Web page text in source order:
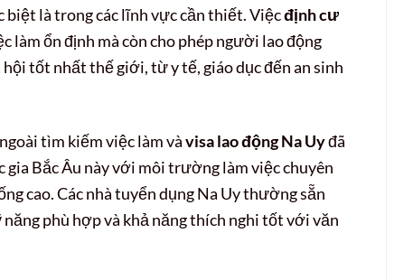
biệt là trong các lĩnh vực cần thiết. Việcđịnh cư
làm ổn định mà còn cho phép người lao động
tốt nhất thế giới, từ y tế, giáo dục đến an sinh
tìm kiếm việc làm vàvisa lao động Na Uyđã
gia Bắc Âu này với môi trường làm việc chuyên
cao. Các nhà tuyển dụng Na Uy thường sẵn
phù hợp và khả năng thích nghi tốt với văn